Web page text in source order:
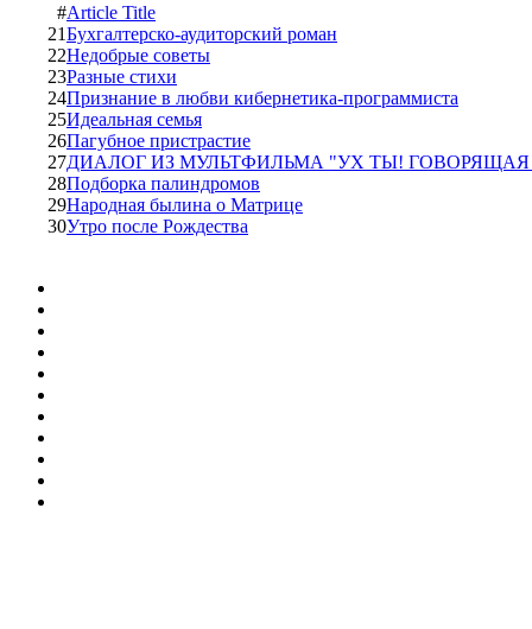
#Article Title
21Бухгалтерско-аудиторский роман
22Недобрые советы
23Разные стихи
24Пpизнание в любви кибеpнетика-пpогpаммиста
25Идеальная семья
26Пагубное пристрастие
27ДИАЛОГ ИЗ МУЛЬТФИЛЬМА "УХ ТЫ!
28Подборка палиндромов
29Народная былина о Матрице
30Утро после Рождества